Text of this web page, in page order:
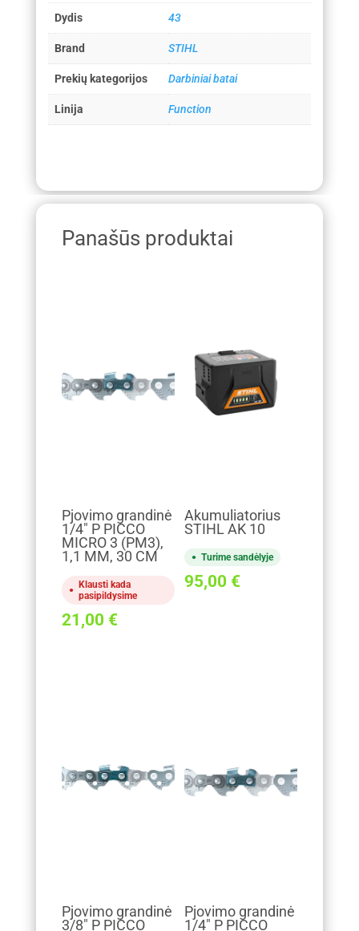
Dydis 43
Brand STIHL
Prekių kategorijos Darbiniai batai
Linija Function
Panašūs produktai
Pjovimo grandinė
1/4" P PICCO
MICRO 3 (PM3),
1,1 MM, 30 CM
Klausti kada
pasipildysime
21,00 €
Akumuliatorius
STIHL AK 10
Turime sandėlyje
95,00 €
Pjovimo grandinė
3/8" P PICCO
Pjovimo grandinė
1/4" P PICCO